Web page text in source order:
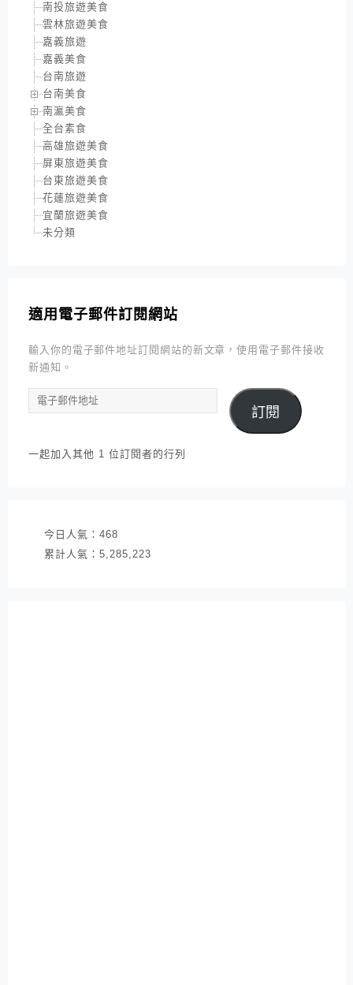
南投旅遊美食
雲林旅遊美食
嘉義旅遊
嘉義美食
台南旅遊
台南美食
南瀛美食
全台素食
高雄旅遊美食
屏東旅遊美食
台東旅遊美食
花蓮旅遊美食
宜蘭旅遊美食
未分類
適用電子郵件訂閱網站
輸入你的電子郵件地址訂閱網站的新文章，使用電子郵件接收
新通知。
電
子
件
訂閱
一起加入其他 1 位訂閱者的行列
今日人氣： 468
累計人氣： 5,285,223